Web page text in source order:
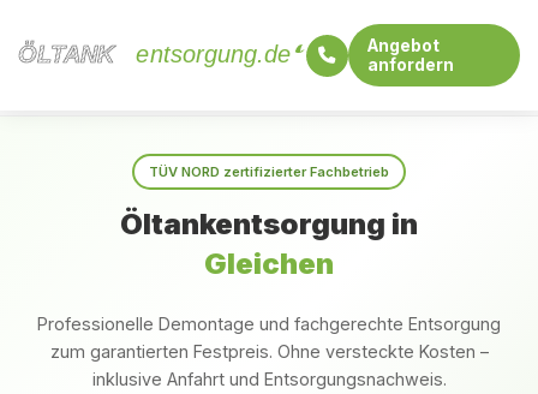
ÖLTANK
ÖLTANK entsorgung.de
Angebot
anfordern
TÜV NORD zertifizierter Fachbetrieb
Öltankentsorgung in
Gleichen
Professionelle Demontage und fachgerechte Entsorgung
zum garantierten Festpreis. Ohne versteckte Kosten –
inklusive Anfahrt und Entsorgungsnachweis.